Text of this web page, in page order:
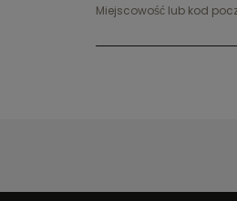
Miejscowość lub